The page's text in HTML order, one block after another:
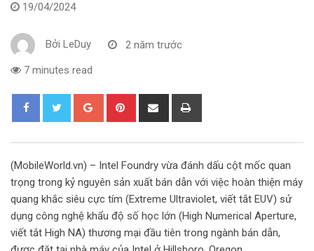
19/04/2024
Bởi LeDuy 2 năm trước
7 minutes read
o
l
e
+
i
e
r
e
s
t
h
e
v
a
E
r
t
(MobileWorld.vn) – Intel Foundry vừa đánh dấu cột mốc quan
trọng trong kỷ nguyên sản xuất bán dẫn với việc hoàn thiện máy
quang khắc siêu cực tím (Extreme Ultraviolet, viết tắt EUV) sử
dụng công nghệ khẩu độ số học lớn (High Numerical Aperture,
viết tắt High NA) thương mại đầu tiên trong ngành bán dẫn,